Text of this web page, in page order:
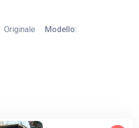
Originale Modello: